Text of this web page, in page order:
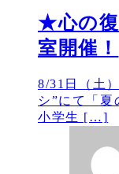
★心の
室開催！
8/31日（土
シ”にて「夏
小学生 […]